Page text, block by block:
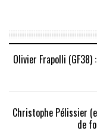
Olivier Frapolli
Christophe Pélissier
de